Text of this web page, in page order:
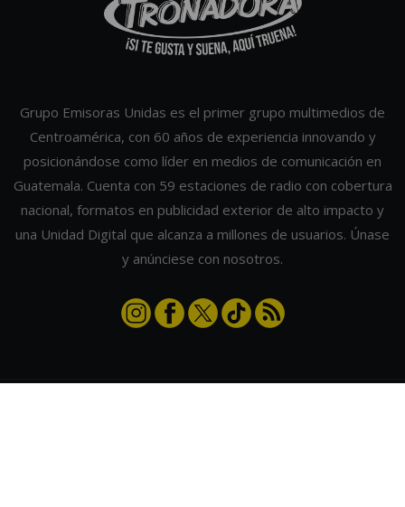
Grupo Emisoras Unidas es el primer grupo multimedios de
Centroamérica, con 60 años de experiencia innovando y
posicionándose como líder en medios de comunicación en
Guatemala. Cuenta con 59 estaciones de radio con cobertura
nacional, formatos en publicidad exterior de alto impacto y
una Unidad Digital que alcanza a millones de usuarios. Únase
y anúnciese con nosotros.